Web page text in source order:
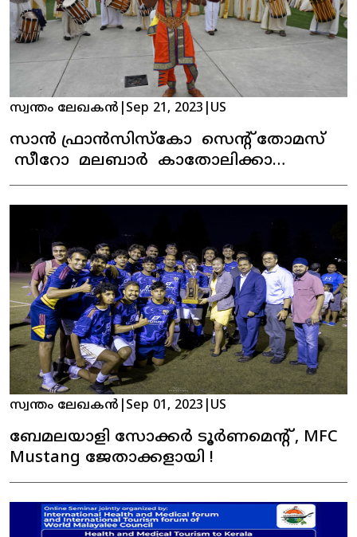
സ്വന്തം ലേഖകൻ Sep 21, 2023 US
സാൻ ഫ്രാൻസിസ്കോ സെന്റ് തോമസ്
സീറോ മലബാർ കാതോലിക്കാ
ഇടവകയുടെ ഓണാഘോഷം
കെങ്കേമമായി ആഘോഷിച്ചു.
സ്വന്തം ലേഖകൻ Sep 01, 2023 US
ബേമലയാളി സോക്കർ ടൂർണമെന്റ് , MFC
Mustang ജേതാക്കളായി !